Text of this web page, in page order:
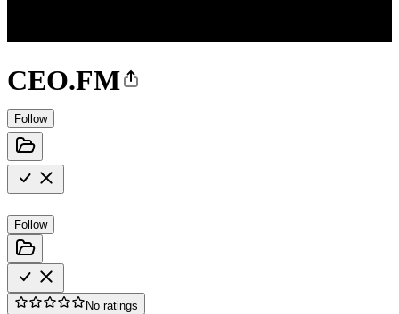
CEO.FM
Follow
Follow
No ratings